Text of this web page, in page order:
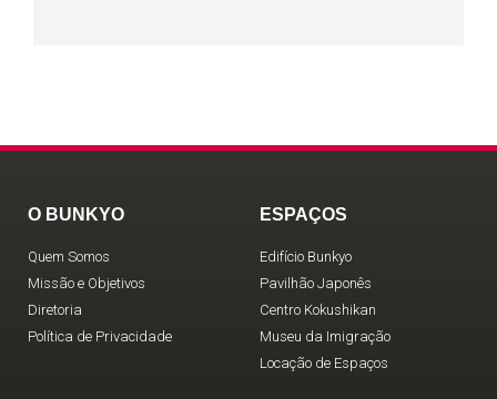
O BUNKYO
Quem Somos
Missão e Objetivos
Diretoria
Política de Privacidade
ESPAÇOS
Edifício Bunkyo
Pavilhão Japonês
Centro Kokushikan
Museu da Imigração
Locação de Espaços